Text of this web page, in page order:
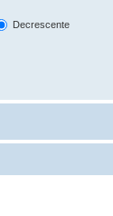
Decrescente